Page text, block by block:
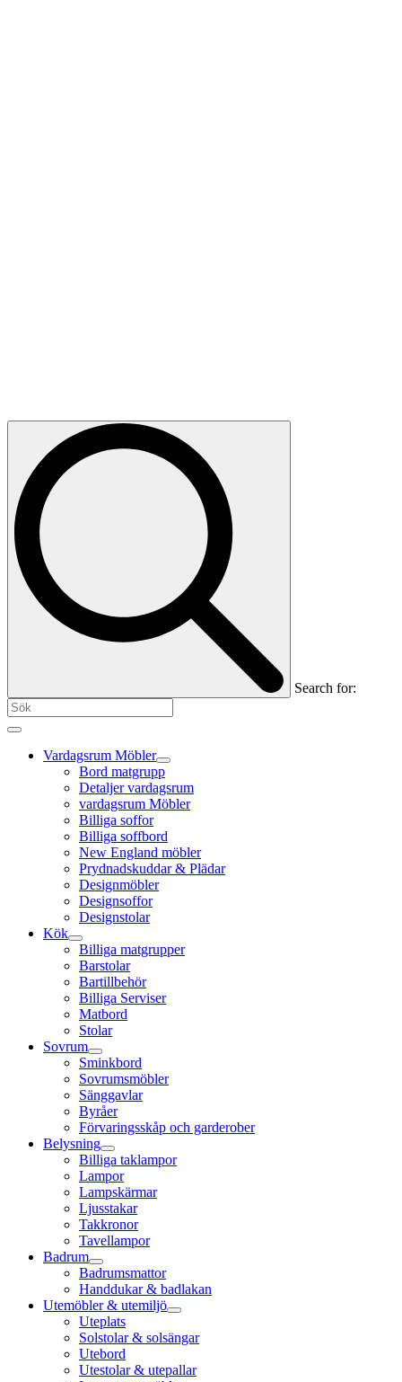
Search for:
Vardagsrum Möbler
Bord matgrupp
Detaljer vardagsrum
vardagsrum Möbler
Billiga soffor
Billiga soffbord
New England möbler
Prydnadskuddar & Plädar
Designmöbler
Designsoffor
Designstolar
Kök
Billiga matgrupper
Barstolar
Bartillbehör
Billiga Serviser
Matbord
Stolar
Sovrum
Sminkbord
Sovrumsmöbler
Sänggavlar
Byråer
Förvaringsskåp och garderober
Belysning
Billiga taklampor
Lampor
Lampskärmar
Ljusstakar
Takkronor
Tavellampor
Badrum
Badrumsmattor
Handdukar & badlakan
Utemöbler & utemiljö
Uteplats
Solstolar & solsängar
Utebord
Utestolar & utepallar